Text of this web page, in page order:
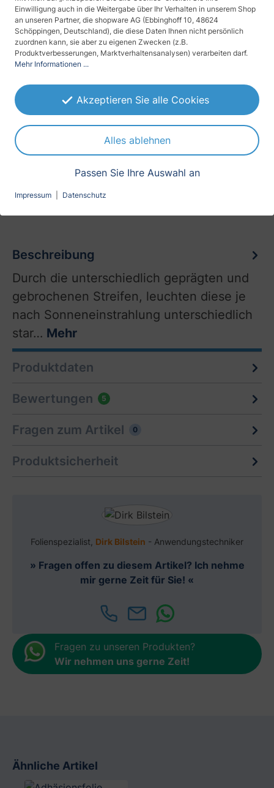
Schutz vor
Blicken
Anbringung (Befestigung)
selbsthaftend, kleberlos
Erscheinungsbild
Beschreibung
Durch die unterschiedlich geprägten und
gebrochenen Streifen, leuchten diese je
nach Sonneneinstrahlung unterschiedlich
star… Mehr
Produktdaten
Bewertungen 5
Fragen zum Artikel 0
Produktsicherheit
Folienspezialist, Dirk Bilstein - Anwendungstechniker
» Fragen offen zu diesem Artikel? Ich nehme
mir gerne Zeit für Sie! «
Fragen zu unseren Produkten?
Wir nehmen uns gerne Zeit!
Ähnliche Artikel
Produktgalerie überspringen
Einwilligung auch in die Weitergabe über Ihr Verhalten in unserem Shop
an unseren Partner, die shopware AG (Ebbinghoff 10, 48624
Schöppingen, Deutschland), die diese Daten Ihnen nicht persönlich
zuordnen kann, sie aber zu eigenen Zwecken (z.B.
Produktverbesserungen, Marktverhaltensanalysen) verarbeiten darf.
Mehr Informationen ...
Akzeptieren Sie alle Cookies
Alles ablehnen
Passen Sie Ihre Auswahl an
Impressum Datenschutz